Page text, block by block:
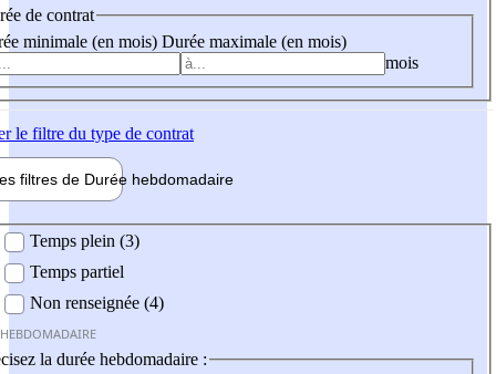
de contrat
minimale (en mois) Durée maximale (en mois)
mois
le filtre du type de contrat
filtres de Durée hebdomadaire
Temps plein (3)
Temps partiel
Non renseignée (4)
la durée hebdomadaire :